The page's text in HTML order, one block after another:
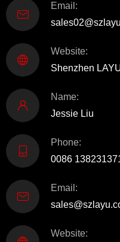
Email:
Website:
Shenzhen
Name:
Jessie Liu
Phone:
0086
Email:
Website: